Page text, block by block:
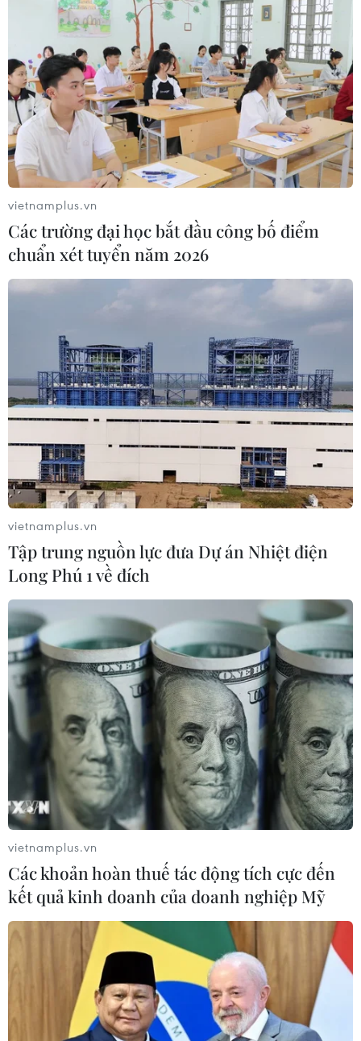
vietnamplus.vn
Các trường đại học bắt đầu công bố điểm
chuẩn xét tuyển năm 2026
vietnamplus.vn
Tập trung nguồn lực đưa Dự án Nhiệt điện
Long Phú 1 về đích
vietnamplus.vn
Các khoản hoàn thuế tác động tích cực đến
kết quả kinh doanh của doanh nghiệp Mỹ